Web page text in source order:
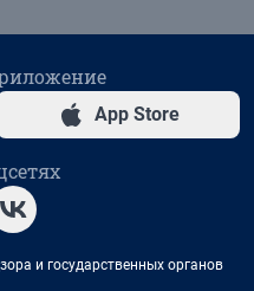
App Store
и государственных органов